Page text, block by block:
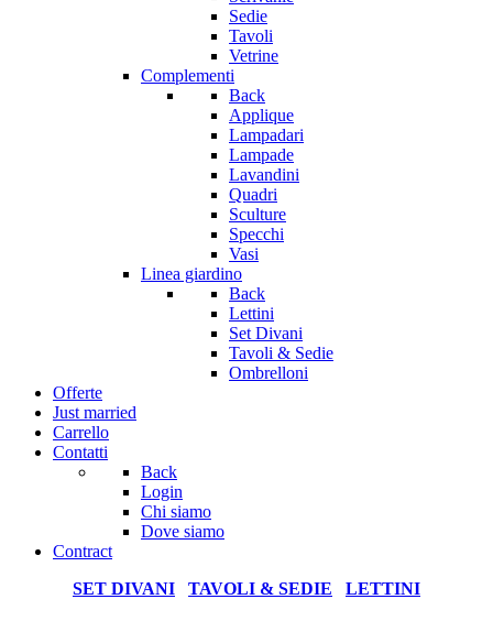
Sedie
Tavoli
Vetrine
Complementi
Back
Applique
Lampadari
Lampade
Lavandini
Quadri
Sculture
Specchi
Vasi
Linea giardino
Back
Lettini
Set Divani
Tavoli & Sedie
Ombrelloni
Offerte
Just married
Carrello
Contatti
Back
Login
Chi siamo
Dove siamo
Contract
SET DIVANI
TAVOLI & SEDIE LETTINI